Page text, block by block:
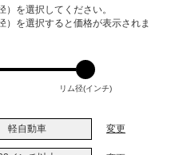
を選択してください。
）を選択すると価格が表示されま
リム径(インチ)
軽自動車 変更